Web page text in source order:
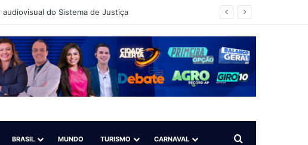
do Sistema de Justiça
BRASIL MUNDO TURISMO CARNAVAL Procurar por